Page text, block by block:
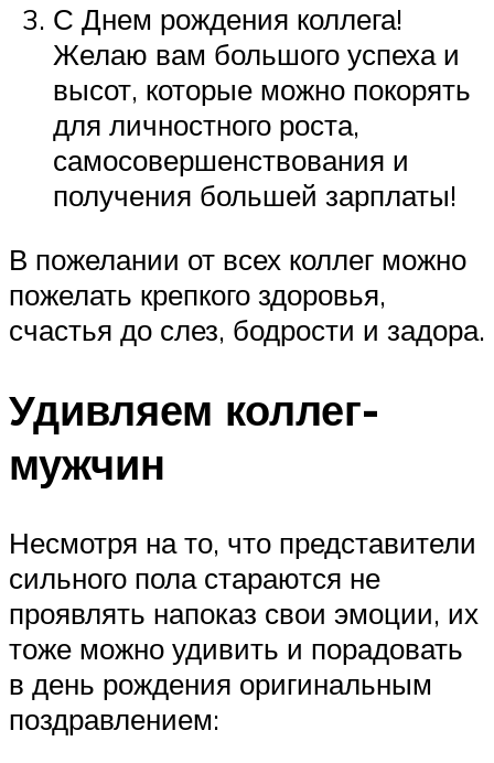
С Днем рождения коллега!
Желаю вам большого успеха и
высот, которые можно покорять
для личностного роста,
самосовершенствования и
получения большей зарплаты!
В пожелании от всех коллег можно
пожелать крепкого здоровья,
счастья до слез, бодрости и задора.
Удивляем коллег-
мужчин
Несмотря на то, что представители
сильного пола стараются не
проявлять напоказ свои эмоции, их
тоже можно удивить и порадовать
в день рождения оригинальным
поздравлением: